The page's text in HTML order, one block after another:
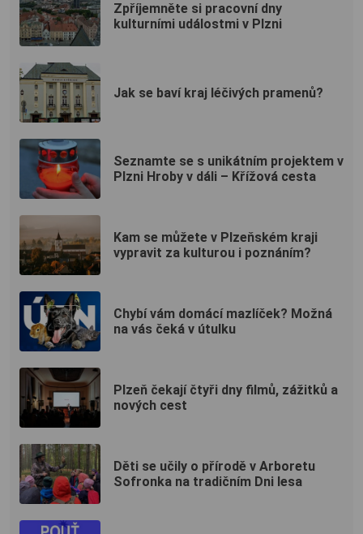
Zpříjemněte si pracovní dny
kulturními událostmi v Plzni
Jak se baví kraj léčivých pramenů?
Seznamte se s unikátním projektem v
Plzni Hroby v dáli – Křížová cesta
Kam se můžete v Plzeňském kraji
vypravit za kulturou i poznáním?
Chybí vám domácí mazlíček? Možná
na vás čeká v útulku
Plzeň čekají čtyři dny filmů, zážitků a
nových cest
Děti se učily o přírodě v Arboretu
Sofronka na tradičním Dni lesa